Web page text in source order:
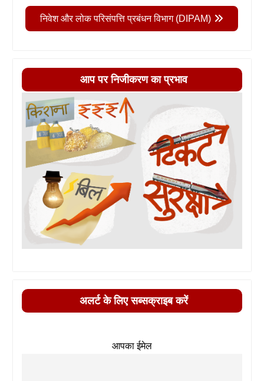
निवेश और लोक परिसंपत्ति प्रबंधन विभाग (DIPAM)
आप पर निजीकरण का प्रभाव
अलर्ट के लिए सब्सक्राइब करें
आपका ईमेल